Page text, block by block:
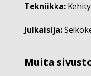
Tekniikka:
Julkaisija:
Muita